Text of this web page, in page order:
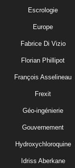
Escrologie
Europe
Fabrice Di Vizio
Florian Phillipot
François Asselineau
Frexit
Géo-ingénierie
Gouvernement
Hydroxychloroquine
Idriss Aberkane